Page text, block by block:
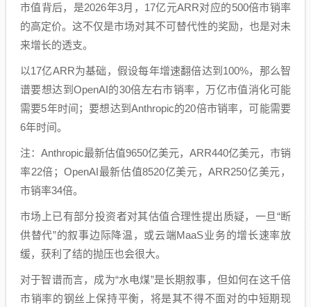
市值背后，是2026年3月，17亿元ARR对应的500倍市销率
的高定价。这不仅是市场对其不可替代性的奖励，也是对未
来增长的透支。
以17亿ARR为基础，假设每年增速翻倍达到100%，那么智
谱要想达到OpenAI的30倍左右市销率，万亿市值消化可能
需要5年时间；要想达到Anthropic的20倍市销率，可能需要
6年时间。
注：Anthropic最新估值9650亿美元，ARR440亿美元，市销
率22倍；OpenAI最新估值8520亿美元，ARR250亿美元，
市销率34倍。
市场上已有部分投资者对其估值合理性提出质疑，一旦“断
供替代”的叙事边际降温，或云端MaaS业务的增长速率放
缓，获利了结的抛压也会很大。
对于智谱而言，成为“水电煤”是长期叙事，但如何在这千倍
市销率的钢丝上保持平衡，将是其不得不面对的中短期现